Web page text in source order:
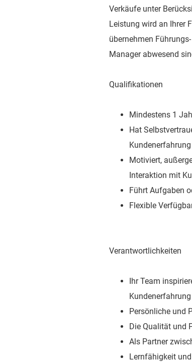
Verkäufe unter
Leistung wird an Ihrer
übernehmen
Manager abwesend
Qualifikationen
Mindestens 1
Hat
Motiviert,
Interaktion mit
Führt Aufgaben
Flexible
Verantwortlichkeiten
Ihr Team
Persönliche und
Die Qualität und
Als Partner
Lernfähigkeit